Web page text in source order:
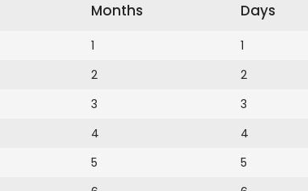
Months
1
2
3
4
5
Days
1
2
3
4
5